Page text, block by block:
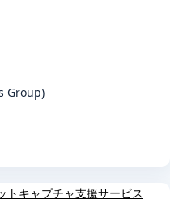
Group)
キャプチャ支援サービス